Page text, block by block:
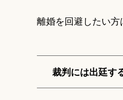
離婚を回避したい方
裁判には出廷す